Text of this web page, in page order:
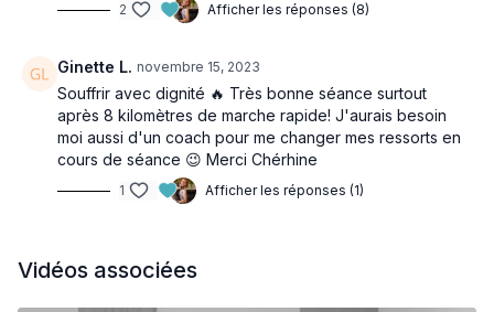
2 Afficher les réponses (8)
Ginette L. novembre 15, 2023
Souffrir avec dignité 🔥 Très bonne séance surtout
après 8 kilomètres de marche rapide! J'aurais besoin
moi aussi d'un coach pour me changer mes ressorts en
cours de séance 😉 Merci Chérhine
1 Afficher les réponses (1)
Vidéos associées